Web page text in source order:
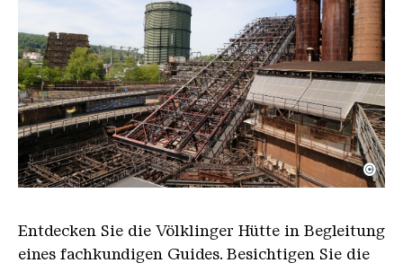
Der Erzschrägaufzug der Völklinger Hütte mit
Copyright: Weltkulturerbe Völklinger Hütte | Karl
©
Entdecken Sie die Völklinger Hütte in Begleitung
eines fachkundigen Guides. Besichtigen Sie die